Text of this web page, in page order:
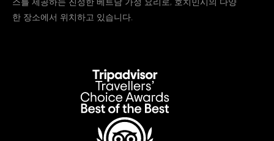
한 장소에서 위치하고 있습니다.